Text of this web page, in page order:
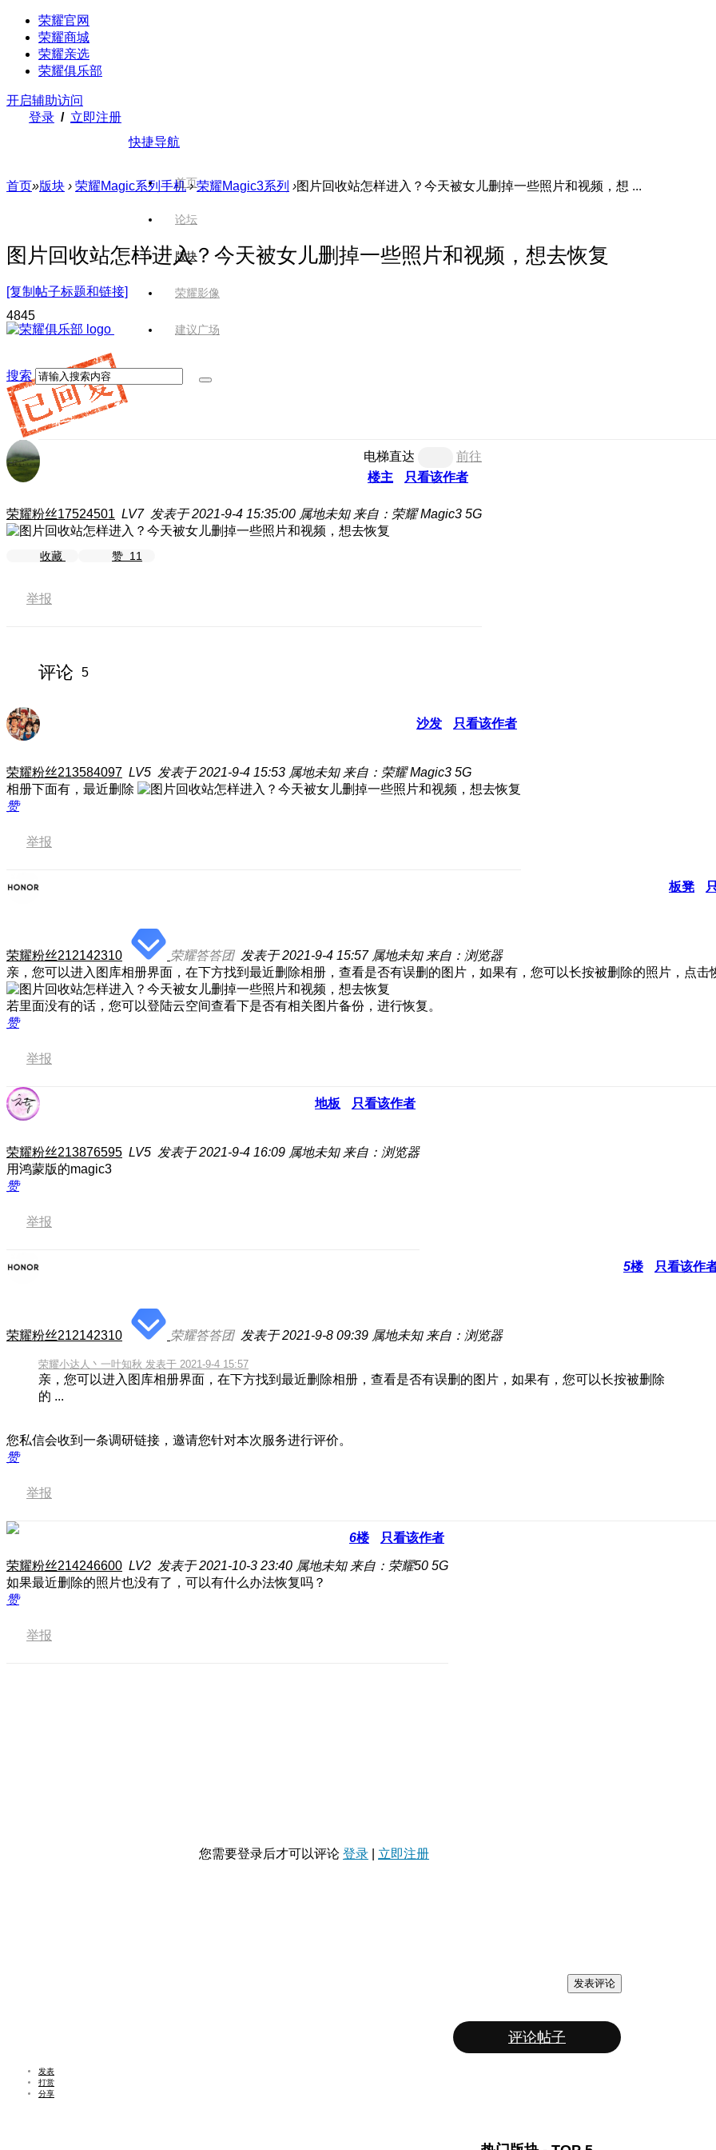
荣耀官网
荣耀商城
荣耀亲选
荣耀俱乐部
开启辅助访问
登录 / 立即注册
快捷导航
首页
论坛
版块
荣耀影像
建议广场
搜索
首页»版块 › 荣耀Magic系列手机 › 荣耀Magic3系列 ›图片回收站怎样进入？今天被女儿删掉一些照片和视频，想 ...
图片回收站怎样进入？今天被女儿删掉一些照片和视频，想去恢复
[复制帖子标题和链接]
4845
电梯直达
前往
楼主
只看该作者
荣耀粉丝17524501 LV7 发表于 2021-9-4 15:35:00 属地未知 来自：荣耀 Magic3 5G
收藏 赞 11
举报
评论 5
沙发 只看该作者
荣耀粉丝213584097 LV5 发表于 2021-9-4 15:53 属地未知 来自：荣耀 Magic3 5G
相册下面有，最近删除
赞
举报
板凳
荣耀粉丝212142310 荣耀答答团 发表于 2021-9-4 15:57 属地未知 来自：浏览器
亲，您可以进入图库相册界面，在下方找到最近删除相册，查看是否有误删的图片，如果有，您可以长按被删除的照片，点击
若里面没有的话，您可以登陆云空间查看下是否有相关图片备份，进行恢复。
赞
举报
地板 只看该作者
荣耀粉丝213876595 LV5 发表于 2021-9-4 16:09 属地未知 来自：浏览器
用鸿蒙版的magic3
赞
举报
5楼 只看该作
荣耀粉丝212142310 荣耀答答团 发表于 2021-9-8 09:39 属地未知 来自：浏览器
荣耀小达人丶一叶知秋 发表于 2021-9-4 15:57
亲，您可以进入图库相册界面，在下方找到最近删除相册，查看是否有误删的图片，如果有，您可以长按被删除
的 ...
您私信会收到一条调研链接，邀请您针对本次服务进行评价。
赞
举报
6楼 只看该作者
荣耀粉丝214246600 LV2 发表于 2021-10-3 23:40 属地未知 来自：荣耀50 5G
如果最近删除的照片也没有了，可以有什么办法恢复吗？
赞
举报
您需要登录后才可以评论 登录 立即注册
发表评论
评论帖子
发表
打赏
分享